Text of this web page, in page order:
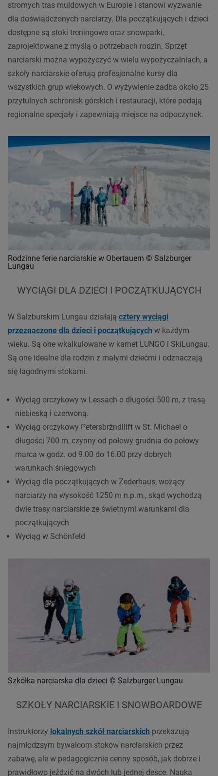
stromych tras muldowych w Europie i stanowi wyzwanie
dla doświadczonych narciarzy. Dla początkujących i dzieci
dostępne są stoki treningowe oraz snowparki,
zaprojektowane z myślą o potrzebach rodzin. Sprzęt
narciarski można wypożyczyć w wielu wypożyczalniach, a
szkoły narciarskie oferują profesjonalne kursy dla
wszystkich grup wiekowych. O wyżywienie zadba około 25
przytulnych schronisk górskich i restauracji, które podają
regionalne specjały i zapewniają miejsce na odpoczynek.
Rodzinne ferie narciarskie w Obertauern © Salzburger
Lungau
WYCIĄGI DLA DZIECI I POCZĄTKUJĄCYCH
W Salzburskim Lungau działają cztery wyciągi
przeznaczone dla dzieci i początkujących w każdym
wieku. Są one wkalkulowane w karnet LUNGO i SkiLungau.
Są one idealne dla rodzin z małymi dziećmi i odznaczają
się łagodnymi stokami.
Wyciąg orczykowy w Lessach o długości 500 m, z trasą
niebieską i czerwoną.
Wyciąg orczykowy Petersbrżndllift w St. Michael o
długości 700 m, czynny od połowy grudnia do połowy
marca w godz. od 9.00 do 16.00 przy dobrych
warunkach śniegowych
Wyciąg dla początkujących w Zederhaus, wożący
narciarzy na wysokość 1250 m n.p.m., skąd wychodzą
dwie trasy narciarskie ze świetnymi warunkami dla
początkujących
Wyciąg w Schönfeld
Szkółka narciarska dla dzieci © Salzburger Lungau
SZKOŁY NARCIARSKIE I SNOWBOARDOWE
Instruktorzy lokalnych szkół narciarskich przekazują
najmłodzsym bywalcom stoków narciarskich przez
zabawę, ale w pedagogicznie cenny sposób, jak dobrze i
prawidłowo jeździć na dwóch lub jednej desce. Nauka